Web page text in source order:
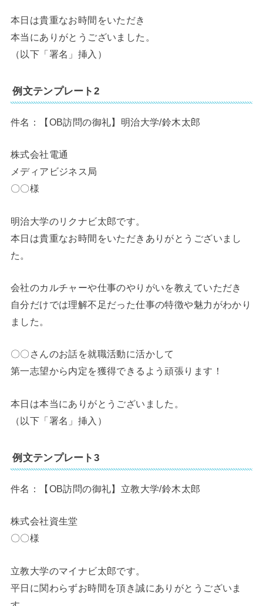
本日は貴重なお時間をいただき
本当にありがとうございました。
（以下「署名」挿入）
例文テンプレート2
件名：【OB訪問の御礼】明治大学/鈴木太郎
株式会社電通
メディアビジネス局
〇〇様
明治大学のリクナビ太郎です。
本日は貴重なお時間をいただきありがとうございまし
た。
会社のカルチャーや仕事のやりがいを教えていただき
自分だけでは理解不足だった仕事の特徴や魅力がわかり
ました。
〇〇さんのお話を就職活動に活かして
第一志望から内定を獲得できるよう頑張ります！
本日は本当にありがとうございました。
（以下「署名」挿入）
例文テンプレート3
件名：【OB訪問の御礼】立教大学/鈴木太郎
株式会社資生堂
〇〇様
立教大学のマイナビ太郎です。
平日に関わらずお時間を頂き誠にありがとうございま